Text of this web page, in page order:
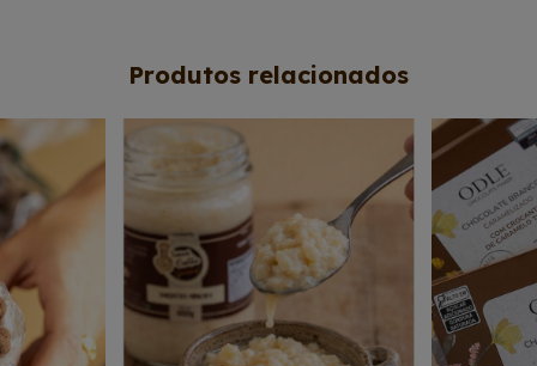
Produtos relacionados